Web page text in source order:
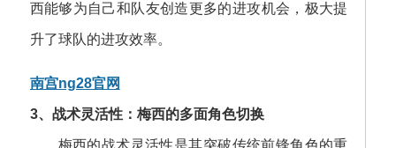
西能够为自己和队友创造更多的进攻机会，极大提
升了球队的进攻效率。
南宫ng28官网
3、战术灵活性：梅西的多面角色切换
梅西的战术灵活性是其突破传统前锋角色的重